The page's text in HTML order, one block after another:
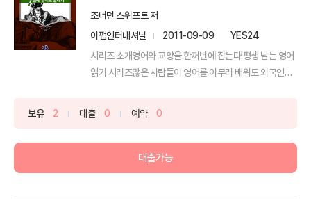
조너던 스위프트 저
이펍인터내셔널
2011-09-09
YES24
시리즈 소개영어와 교양을 한꺼번에 잡는다!평생 남는 영어
읽기 시리즈많은 사람들이 영어를 아무리 배워도 외국인과
보유 2 대출 0 예약 0
대출가능